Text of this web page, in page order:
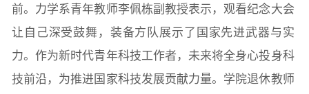
前。力学系青年教师李佩栋副教授表示，观看纪念大会
让自己深受鼓舞，装备方队展示了国家先进武器与实
力。作为新时代青年科技工作者，未来将全身心投身科
技前沿，为推进国家科技发展贡献力量。学院退休教师